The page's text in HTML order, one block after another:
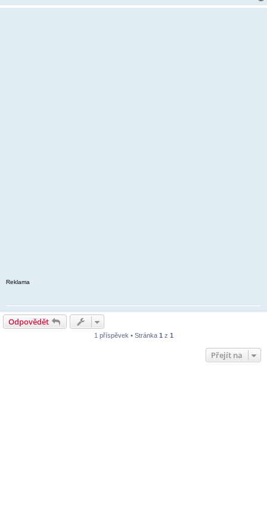
Reklama
Odpovědět
1 příspěvek • Stránka 1 z 1
Přejít na